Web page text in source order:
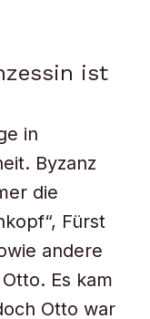
ist
in
Byzanz
die
Fürst
andere
Es kam
Otto war